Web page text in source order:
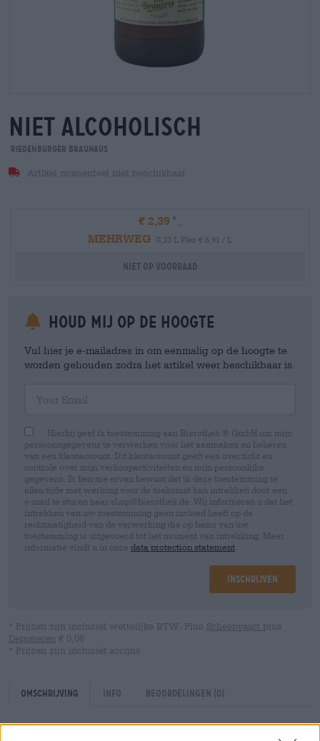
niet alcoholisch
Riedenburger Brauhaus
Artikel momenteel niet beschikbaar
€ 2,39
MEHRWEG
0,33 L Fles € 6,91 / L
Niet op voorraad
Houd mij op de hoogte
Vul hier je e-mailadres in om eenmalig op de hoogte te
worden gehouden zodra het artikel weer beschikbaar is.
Hierbij geef ik toestemming aan Bierothek ® GmbH om mijn
persoonsgegevens te verwerken voor het aanmaken en beheren
van een klantaccount. Dit klantaccount geeft een overzicht en
controle over mijn verkoopactiviteiten en mijn persoonlijke
gegevens. Ik ben me ervan bewust dat ik deze toestemming te
allen tijde met werking voor de toekomst kan intrekken door een
e-mail te sturen naar shop@bierothek.de. Wij informeren u dat het
intrekken van uw toestemming geen invloed heeft op de
rechtmatigheid van de verwerking die op basis van uw
toestemming is uitgevoerd tot het moment van intrekking. Meer
informatie vindt u in onze data protection statement
Inschrijven
* Prijzen zijn inclusief wettelijke BTW. Plus Scheepvaart plus
Deponeren € 0,08
* Prijzen zijn inclusief accijns
Omschrijving Info Beoordelingen (0)